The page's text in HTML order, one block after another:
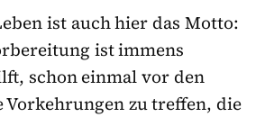
ist auch hier das Motto:
ist immens
schon einmal vor den
Vorkehrungen zu treffen, die